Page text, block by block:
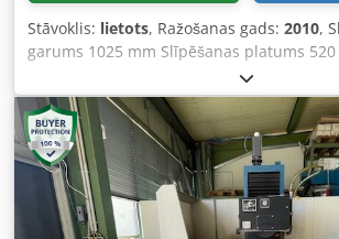
Stāvoklis: lietots, Ražošanas gads: 2010,
garums 1025 mm Slīpēšanas platums
SINUMERIK 840 D Instrumenta
° Darba detaļas svars 30 kg Slīpēšanas
attālums min./maks. 473,5 - 1023,5 mm X
550 mm Z ass 1000 mm V ass 166 mm X
000 mm/min Y ass padeve 4 - 4 000 mm/
Crsdpfovxwinex Akaef Z ass padeve 30 -
Galda izmēri 1 400 x 874 mm Slīpēšanas